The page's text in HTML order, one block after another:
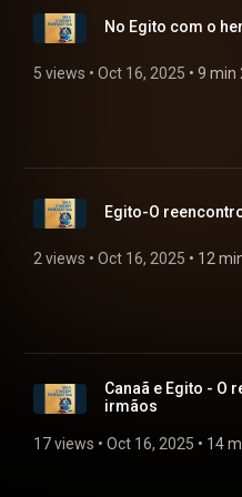
No Egito com o
5 views • Oct 16, 2025 • 9 min
Egito-O
2 views • Oct 16, 2025 • 12
Canaã e Egito - O
irmãos
17 views • Oct 16, 2025 • 14